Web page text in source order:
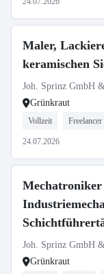
Maler,
keramischen
Joh. Sprinz GmbH
Grünkraut
Vollzeit Freelancer
24.07.2026
Joh. Sprinz GmbH
Grünkraut